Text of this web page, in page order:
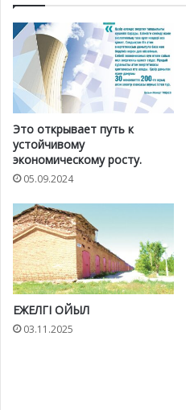
Это открывает путь к
устойчивому
экономическому росту.
05.09.2024
ЕЖЕЛГІ ОЙЫЛ
03.11.2025